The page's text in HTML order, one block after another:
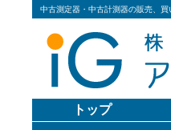
中古測定器・中古計測器の販売、
トップ